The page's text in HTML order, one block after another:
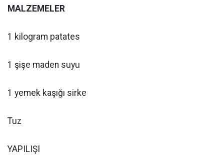
MALZEMELER
1 kilogram patates
1 şişe maden suyu
1 yemek kaşığı sirke
Tuz
YAPILIŞI